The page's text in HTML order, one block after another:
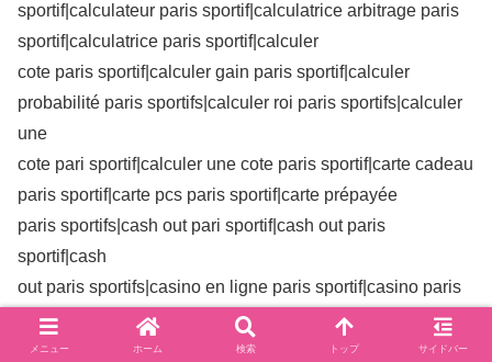
sportif|calculateur paris sportif|calculatrice arbitrage paris
sportif|calculatrice paris sportif|calculer
cote paris sportif|calculer gain paris sportif|calculer
probabilité paris sportifs|calculer roi paris sportifs|calculer
une
cote pari sportif|calculer une cote paris sportif|carte cadeau
paris sportif|carte pcs paris sportif|carte prépayée
paris sportifs|cash out pari sportif|cash out paris
sportif|cash
out paris sportifs|casino en ligne paris sportif|casino paris
sportif en ligne|champions league paris
sportif|chute de cote paris sportif|classement des meilleurs
メニュー ホーム 検索 トップ サイドバー